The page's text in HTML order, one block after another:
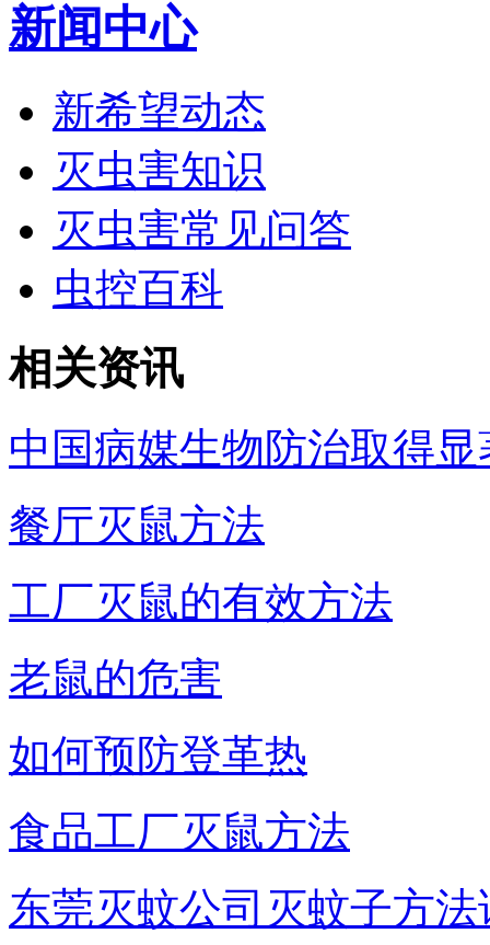
新闻中心
新希望动态
灭虫害知识
灭虫害常见问答
虫控百科
相关资讯
中国病媒生物防治取得显
餐厅灭鼠方法
工厂灭鼠的有效方法
老鼠的危害
如何预防登革热
食品工厂灭鼠方法
东莞灭蚊公司灭蚊子方法